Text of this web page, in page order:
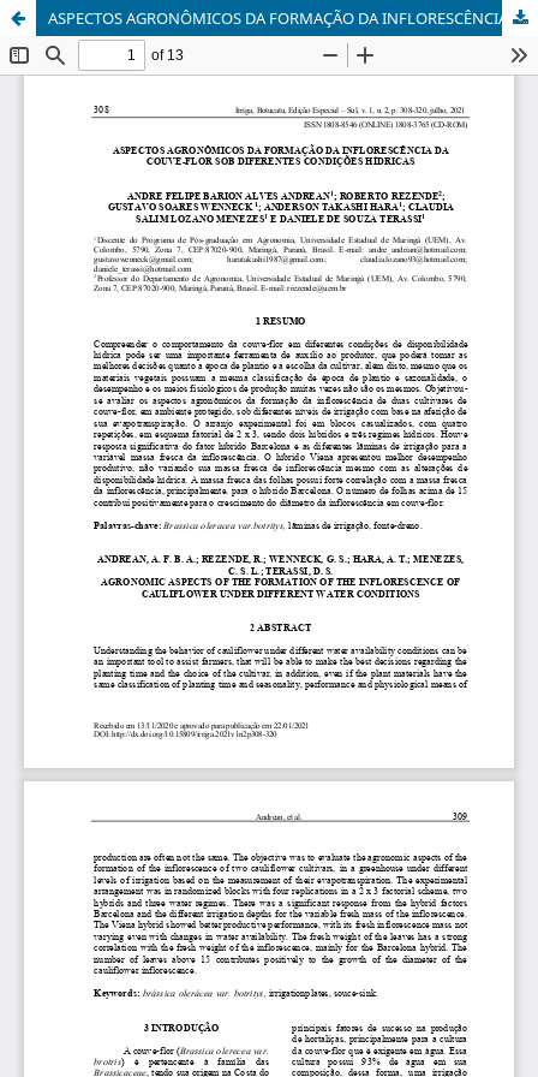
ASPECTOS AGRONÔMICOS DA FORMAÇÃO DA INFLORESCÊNCIA DA COUVE-FLOR SOB DIFERENTES CONDIÇÕES HÍDRICAS